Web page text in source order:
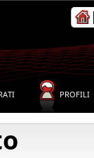
PROFILI